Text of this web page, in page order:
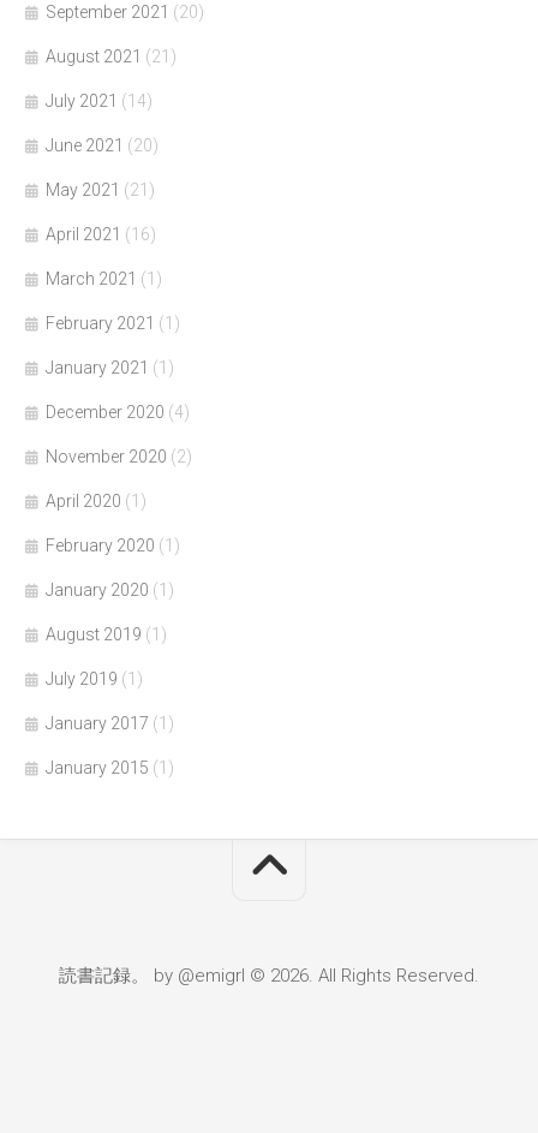
September 2021 (20)
August 2021 (21)
July 2021 (14)
June 2021 (20)
May 2021 (21)
April 2021 (16)
March 2021 (1)
February 2021 (1)
January 2021 (1)
December 2020 (4)
November 2020 (2)
April 2020 (1)
February 2020 (1)
January 2020 (1)
August 2019 (1)
July 2019 (1)
January 2017 (1)
January 2015 (1)
読書記録。 by @emigrl © 2026. All Rights Reserved.